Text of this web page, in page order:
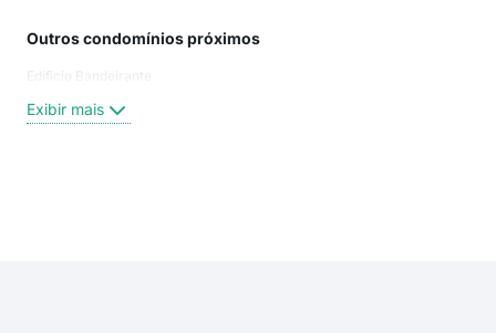
Outros condomínios próximos
Edificio Bandeirante
Exibir mais